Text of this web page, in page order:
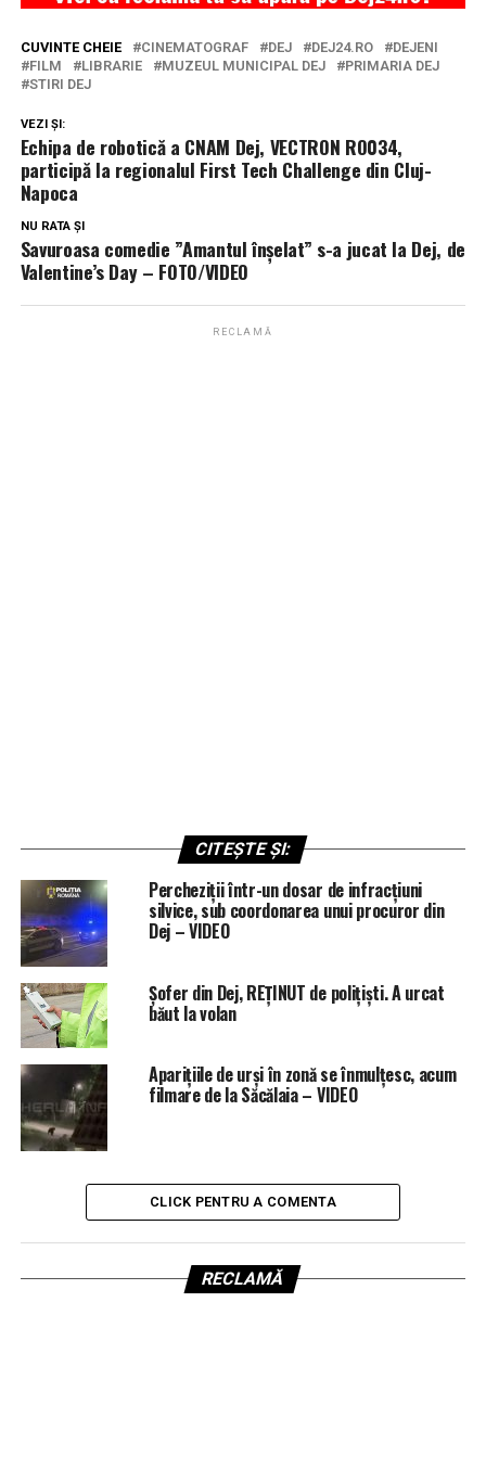
CUVINTE CHEIE CINEMATOGRAF DEJ DEJ24.RO
DEJENI
FILM
LIBRARIE MUZEUL MUNICIPAL DEJ
PRIMARIA DEJ
STIRI DEJ
VEZI ȘI:
Echipa de robotică a CNAM Dej, VECTRON RO034,
participă la regionalul First Tech Challenge din Cluj-
Napoca
NU RATA ȘI
Savuroasa comedie ”Amantul înșelat” s-a jucat la Dej, de
Valentine’s Day – FOTO/VIDEO
RECLAMĂ
CITEȘTE ȘI:
Percheziții într-un dosar de infracțiuni
silvice, sub coordonarea unui procuror din
Dej – VIDEO
Șofer din Dej, REȚINUT de polițiști. A urcat
băut la volan
Aparițiile de urși în zonă se înmulțesc, acum
filmare de la Săcălaia – VIDEO
CLICK PENTRU A COMENTA
RECLAMĂ